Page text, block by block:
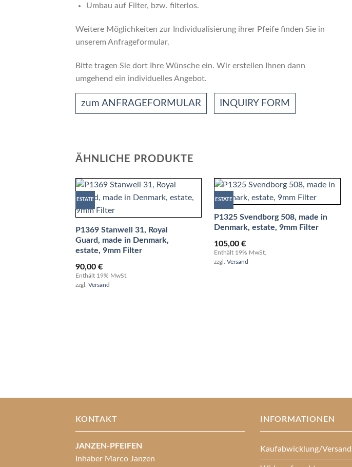
Umbau auf Filter, bzw. ﬁlterlos.
Weitere Möglichkeiten zur Individualisierung ihrer Pfeife finden Sie in
unserem Anfrageformular.
Bitte tragen Sie dort Ihre Wünsche ein. Wir erstellen Ihnen dann
umgehend ein individuelles Angebot.
zum ANFRAGEFORMULAR INQUIRY FORM
ÄHNLICHE PRODUKTE
ESTATE
P1369 Stanwell 31, Royal
Guard, made in Denmark,
estate, 9mm Filter
90,00 €
Enthält 19% MwSt.
zzgl. Versand
ESTATE
P1325 Svendborg 508, made in
Denmark, estate, 9mm Filter
105,00€
Enthält 19% MwSt.
zzgl.Versand
KONTAKT
JANZEN-PFEIFEN
Inhaber Marco Janzen
INFORMATIONEN
Kaufabwicklung/Versand